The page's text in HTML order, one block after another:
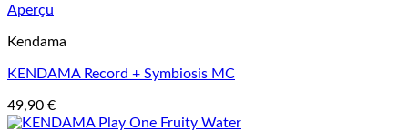
Aperçu
Kendama
KENDAMA Record + Symbiosis MC
49,90 €